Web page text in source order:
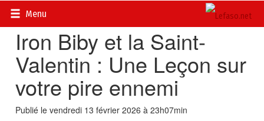
Menu
Accueil>
Iron Biby et la Saint-
Valentin : Une Leçon sur
votre pire ennemi
Publié le vendredi 13 février 2026 à 23h07min